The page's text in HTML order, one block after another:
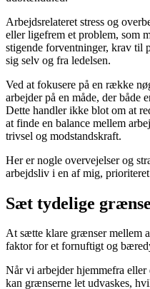
Arbejdsrelateret stress og
eller ligefrem et problem, som
stigende forventninger, krav til
sig selv og fra ledelsen.
Ved at fokusere på en række
arbejder på en måde, der både
Dette handler ikke blot om at
at finde en balance mellem
trivsel og modstandskraft.
Her er nogle overvejelser og
arbejdsliv i en af mig,
Sæt tydelige
At sætte klare grænser mellem
faktor for et fornuftigt og
Når vi arbejder hjemmefra
kan grænserne let udvaskes,